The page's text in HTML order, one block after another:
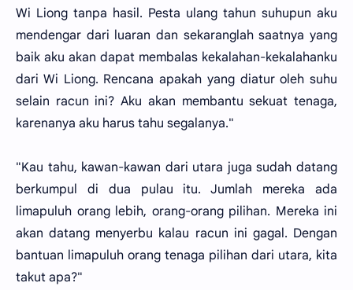
Wi Liong tanpa hasil. Pesta ulang tahun suhupun aku
mendengar dari luaran dan sekaranglah saatnya yang
baik aku akan dapat membalas kekalahan-kekalahanku
dari Wi Liong. Rencana apakah yang diatur oleh suhu
selain racun ini? Aku akan membantu sekuat tenaga,
karenanya aku harus tahu segalanya."
"Kau tahu, kawan-kawan dari utara juga sudah datang
berkumpul di dua pulau itu. Jumlah mereka ada
limapuluh orang lebih, orang-orang pilihan. Mereka ini
akan datang menyerbu kalau racun ini gagal. Dengan
bantuan limapuluh orang tenaga pilihan dari utara, kita
takut apa?"